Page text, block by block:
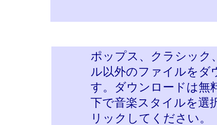
ポップス、クラシック
ル以外のファイルをダ
す。ダウンロードは無
下で音楽スタイルを選
リックしてください。